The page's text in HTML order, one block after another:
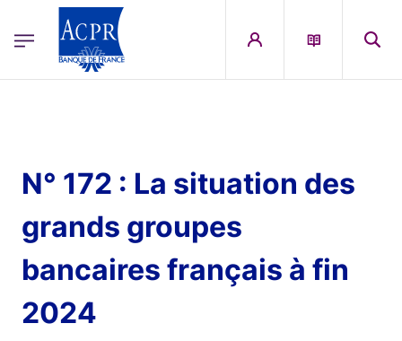
ACPR Menu Principal (French)
N° 172 : La situation des
grands groupes
bancaires français à fin
2024